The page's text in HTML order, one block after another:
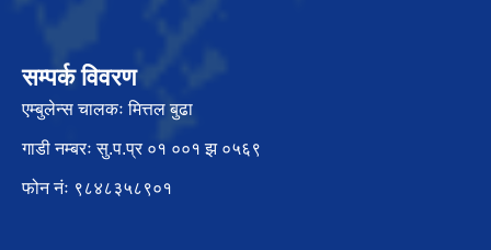
सम्पर्क विवरण
एम्बुलेन्स चालकः मित्तल बुढा
गाडी नम्बरः सु.प.प्र ०१ ००१ झ ०५६९
फोन नंः ९८४८३५८९०१